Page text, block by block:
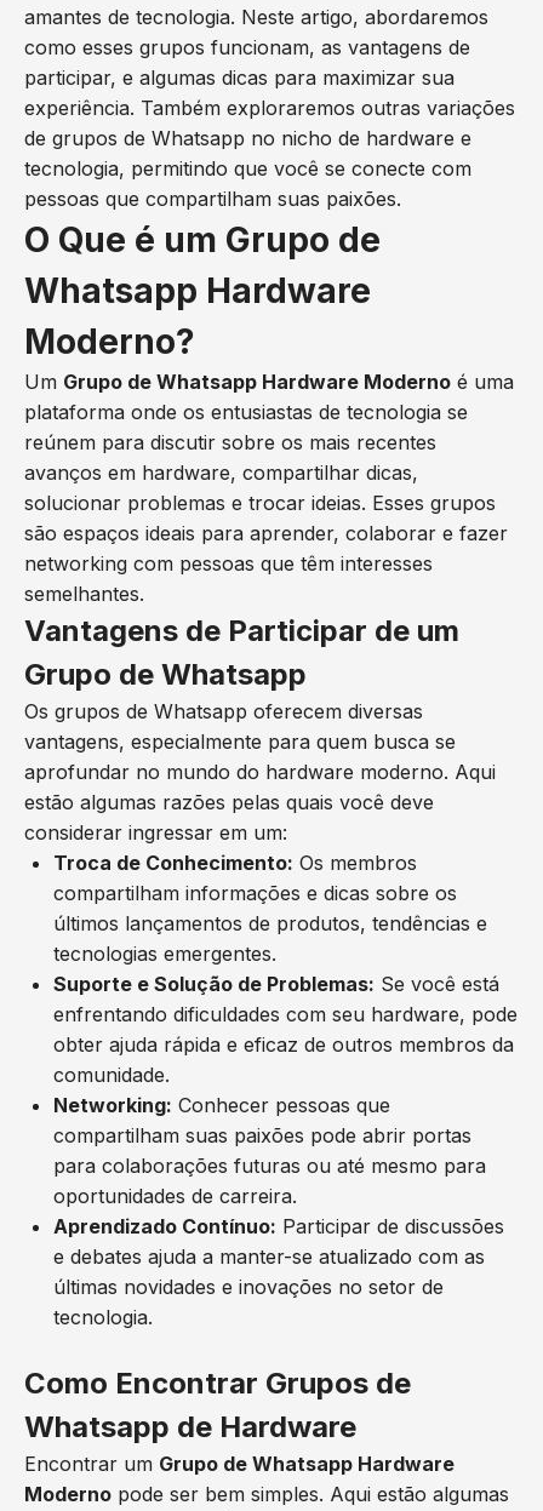
amantes de tecnologia. Neste artigo, abordaremos
como esses grupos funcionam, as vantagens de
participar, e algumas dicas para maximizar sua
experiência. Também exploraremos outras variações
de grupos de Whatsapp no nicho de hardware e
tecnologia, permitindo que você se conecte com
pessoas que compartilham suas paixões.
O Que é um Grupo de
Whatsapp Hardware
Moderno?
Um Grupo de Whatsapp Hardware Moderno é uma
plataforma onde os entusiastas de tecnologia se
reúnem para discutir sobre os mais recentes
avanços em hardware, compartilhar dicas,
solucionar problemas e trocar ideias. Esses grupos
são espaços ideais para aprender, colaborar e fazer
networking com pessoas que têm interesses
semelhantes.
Vantagens de Participar de um
Grupo de Whatsapp
Os grupos de Whatsapp oferecem diversas
vantagens, especialmente para quem busca se
aprofundar no mundo do hardware moderno. Aqui
estão algumas razões pelas quais você deve
considerar ingressar em um:
Troca de Conhecimento: Os membros
compartilham informações e dicas sobre os
últimos lançamentos de produtos, tendências e
tecnologias emergentes.
Suporte e Solução de Problemas: Se você está
enfrentando dificuldades com seu hardware, pode
obter ajuda rápida e eficaz de outros membros da
comunidade.
Networking: Conhecer pessoas que
compartilham suas paixões pode abrir portas
para colaborações futuras ou até mesmo para
oportunidades de carreira.
Aprendizado Contínuo: Participar de discussões
e debates ajuda a manter-se atualizado com as
últimas novidades e inovações no setor de
tecnologia.
Como Encontrar Grupos de
Whatsapp de Hardware
Encontrar um Grupo de Whatsapp Hardware
Moderno pode ser bem simples. Aqui estão algumas